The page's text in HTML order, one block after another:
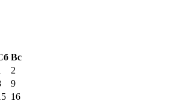
Вс
2
9
16